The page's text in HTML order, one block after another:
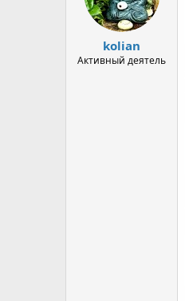
kolian
Активный деятель